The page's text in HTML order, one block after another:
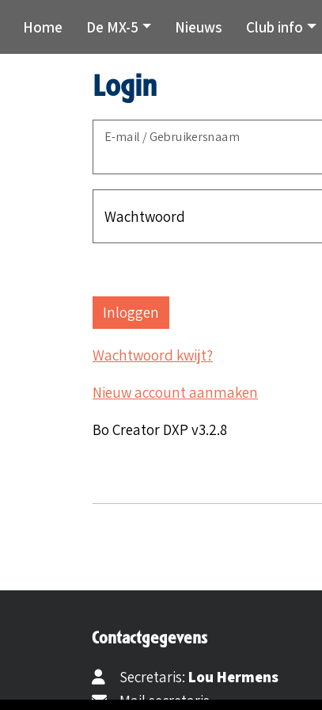
Home De MX-5 Nieuws Club info
Login
E-mail / Gebruikersnaam
Wachtwoord
Wachtwoord kwijt?
Nieuw account aanmaken
Bo Creator DXP v3.2.8
Contactgegevens
Secretaris: Lou Hermens
Mail secretaris